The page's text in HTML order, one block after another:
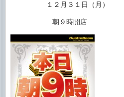
１２月３１日（月）
朝９時開店